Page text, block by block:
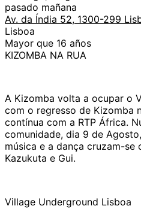
pasado mañana
Av. da Índia 52, 1300-299
Lisboa
Mayor que 16 años
KIZOMBA NA RUA
A Kizomba volta a ocupar o
com o regresso de Kizomba
contínua com a RTP África.
comunidade, dia 9 de
música e a dança cruzam-se
Kazukuta e Gui.
Village Underground Lisboa